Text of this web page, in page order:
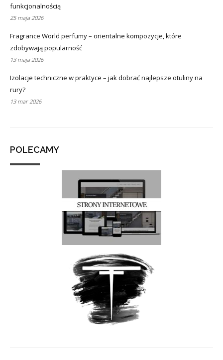
funkcjonalnością
25 maja 2026
Fragrance World perfumy – orientalne kompozycje, które
zdobywają popularność
13 maja 2026
Izolacje techniczne w praktyce – jak dobrać najlepsze otuliny na
rury?
13 mar 2026
POLECAMY